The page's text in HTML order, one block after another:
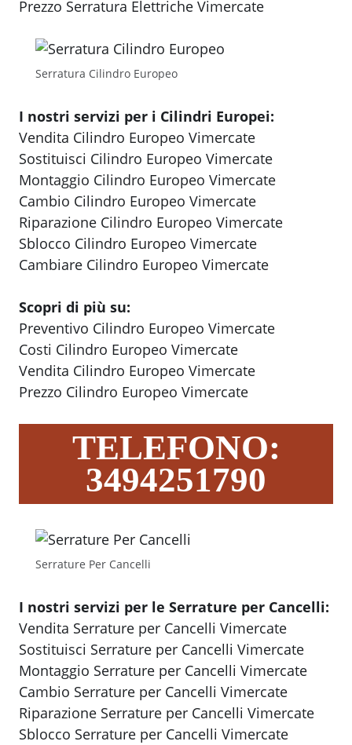
Prezzo Serratura Elettriche Vimercate
Serratura Cilindro Europeo
I nostri servizi per i Cilindri Europei:
Vendita Cilindro Europeo Vimercate
Sostituisci Cilindro Europeo Vimercate
Montaggio Cilindro Europeo Vimercate
Cambio Cilindro Europeo Vimercate
Riparazione Cilindro Europeo Vimercate
Sblocco Cilindro Europeo Vimercate
Cambiare Cilindro Europeo Vimercate
Scopri di più su:
Preventivo Cilindro Europeo Vimercate
Costi Cilindro Europeo Vimercate
Vendita Cilindro Europeo Vimercate
Prezzo Cilindro Europeo Vimercate
TELEFONO:
3494251790
Serrature Per Cancelli
I nostri servizi per le Serrature per Cancelli:
Vendita Serrature per Cancelli Vimercate
Sostituisci Serrature per Cancelli Vimercate
Montaggio Serrature per Cancelli Vimercate
Cambio Serrature per Cancelli Vimercate
Riparazione Serrature per Cancelli Vimercate
Sblocco Serrature per Cancelli Vimercate